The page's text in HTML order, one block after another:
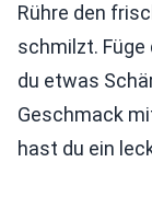
Rühre den
schmilzt.
du etwas
Geschmack
hast du ein